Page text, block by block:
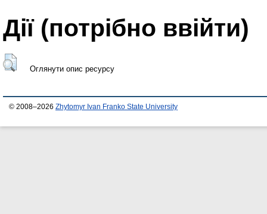
Дії ​​(потрібно ввійти)
Оглянути опис ресурсу
© 2008–2026 Zhytomyr Ivan Franko State University